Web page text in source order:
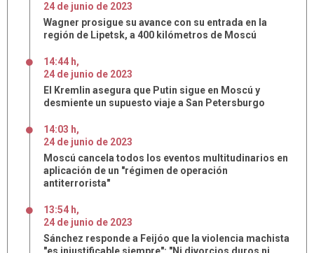
24 de junio de 2023
Wagner prosigue su avance con su entrada en la
región de Lipetsk, a 400 kilómetros de Moscú
14:44 h,
24 de junio de 2023
El Kremlin asegura que Putin sigue en Moscú y
desmiente un supuesto viaje a San Petersburgo
14:03 h,
24 de junio de 2023
Moscú cancela todos los eventos multitudinarios en
aplicación de un "régimen de operación
antiterrorista"
13:54 h,
24 de junio de 2023
Sánchez responde a Feijóo que la violencia machista